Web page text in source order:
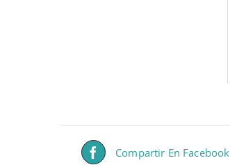
Compartir En Facebook